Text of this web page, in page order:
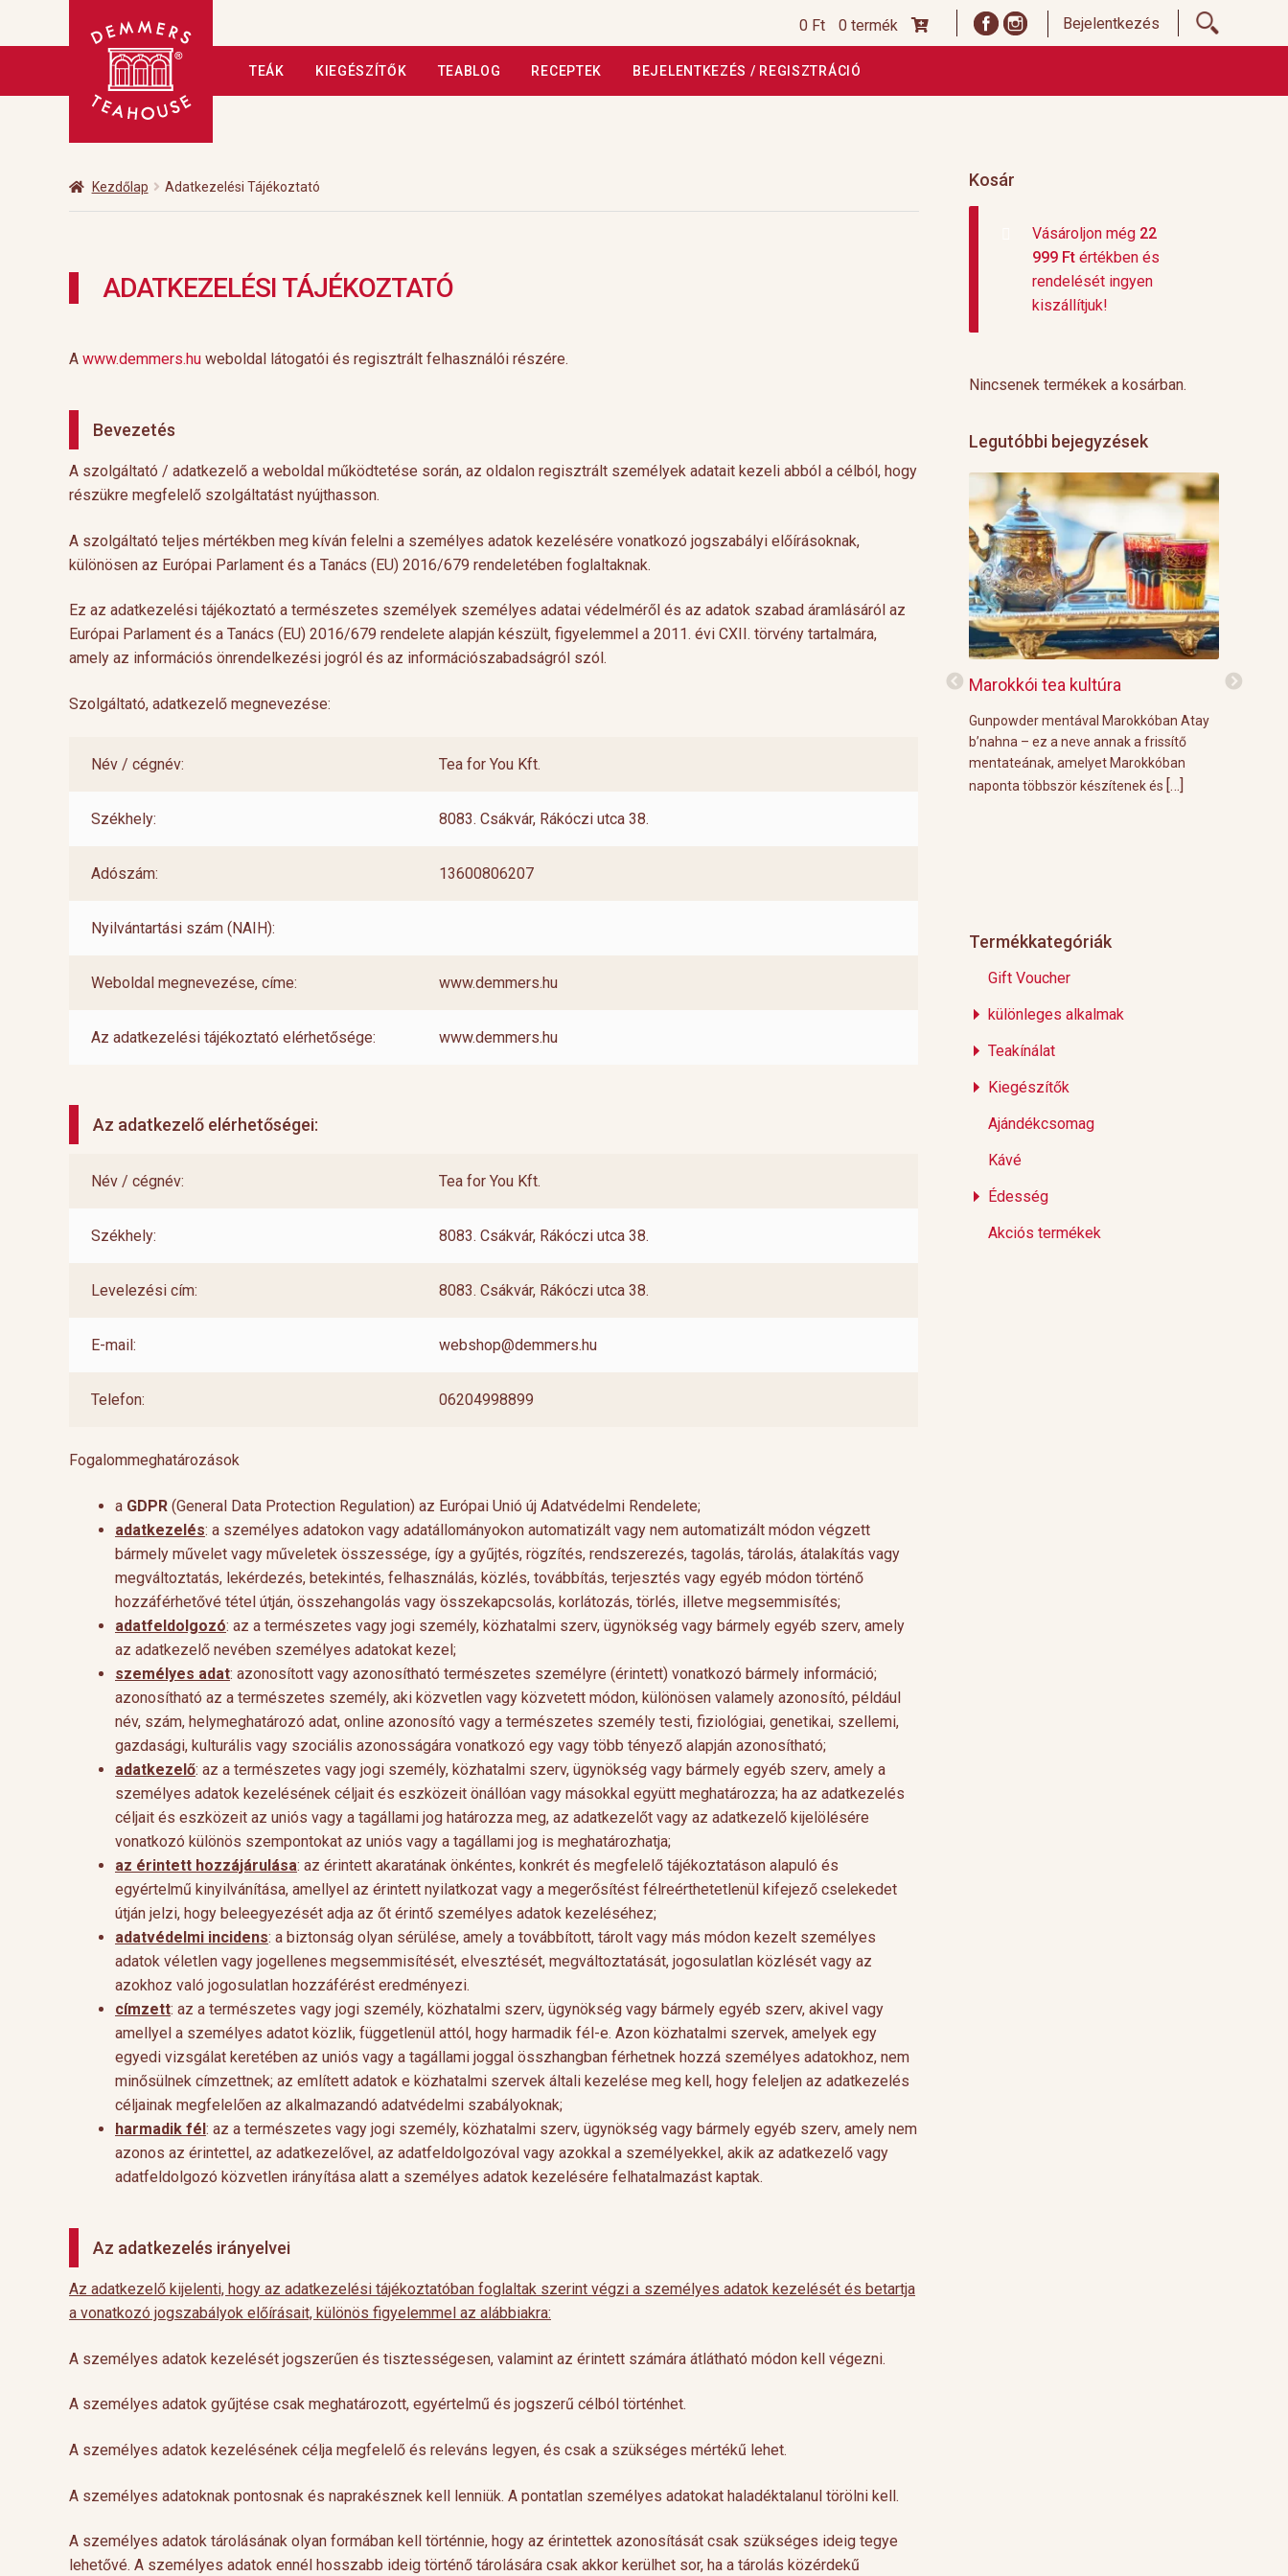
0 Ft 0 termék Bejelentkezés
navigációhoz
Kilépés
tartalomba
TEÁK KIEGÉSZÍTŐK TEABLOG RECEPTEK BEJELENTKEZÉS / REGISZTRÁCIÓ
Üzleteink Vendéglátás Visszautasított fizetés Webáruház Rólunk HoReCa Impresszum
Kezdőlap Adatkezelési Tájékoztató
ADATKEZELÉSI TÁJÉKOZTATÓ
A www.demmers.hu weboldal látogatói és regisztrált felhasználói részére.
Bevezetés
A szolgáltató / adatkezelő a weboldal működtetése során, az oldalon regisztrált személyek adatait kezeli abból a célból, hogy
részükre megfelelő szolgáltatást nyújthasson.
A szolgáltató teljes mértékben meg kíván felelni a személyes adatok kezelésére vonatkozó jogszabályi előírásoknak,
különösen az Európai Parlament és a Tanács (EU) 2016/679 rendeletében foglaltaknak.
Ez az adatkezelési tájékoztató a természetes személyek személyes adatai védelméről és az adatok szabad áramlásáról az
Európai Parlament és a Tanács (EU) 2016/679 rendelete alapján készült, figyelemmel a 2011. évi CXII. törvény tartalmára,
amely az információs önrendelkezési jogról és az információszabadságról szól.
Szolgáltató, adatkezelő megnevezése:
Név / cégnév: Tea for You Kft.
Székhely: 8083. Csákvár, Rákóczi utca 38.
Adószám: 13600806207
Nyilvántartási szám (NAIH):
Weboldal megnevezése, címe: www.demmers.hu
Az adatkezelési tájékoztató elérhetősége: www.demmers.hu
Az adatkezelő elérhetőségei:
Név / cégnév: Tea for You Kft.
Székhely: 8083. Csákvár, Rákóczi utca 38.
Levelezési cím: 8083. Csákvár, Rákóczi utca 38.
E-mail: webshop@demmers.hu
Telefon: 06204998899
Fogalommeghatározások
a GDPR (General Data Protection Regulation) az Európai Unió új Adatvédelmi Rendelete;
adatkezelés: a személyes adatokon vagy adatállományokon automatizált vagy nem automatizált módon végzett
bármely művelet vagy műveletek összessége, így a gyűjtés, rögzítés, rendszerezés, tagolás, tárolás, átalakítás vagy
megváltoztatás, lekérdezés, betekintés, felhasználás, közlés, továbbítás, terjesztés vagy egyéb módon történő
hozzáférhetővé tétel útján, összehangolás vagy összekapcsolás, korlátozás, törlés, illetve megsemmisítés;
adatfeldolgozó: az a természetes vagy jogi személy, közhatalmi szerv, ügynökség vagy bármely egyéb szerv, amely
az adatkezelő nevében személyes adatokat kezel;
személyes adat: azonosított vagy azonosítható természetes személyre (érintett) vonatkozó bármely információ;
azonosítható az a természetes személy, aki közvetlen vagy közvetett módon, különösen valamely azonosító, például
név, szám, helymeghatározó adat, online azonosító vagy a természetes személy testi, fiziológiai, genetikai, szellemi,
gazdasági, kulturális vagy szociális azonosságára vonatkozó egy vagy több tényező alapján azonosítható;
adatkezelő: az a természetes vagy jogi személy, közhatalmi szerv, ügynökség vagy bármely egyéb szerv, amely a
személyes adatok kezelésének céljait és eszközeit önállóan vagy másokkal együtt meghatározza; ha az adatkezelés
céljait és eszközeit az uniós vagy a tagállami jog határozza meg, az adatkezelőt vagy az adatkezelő kijelölésére
vonatkozó különös szempontokat az uniós vagy a tagállami jog is meghatározhatja;
az érintett hozzájárulása: az érintett akaratának önkéntes, konkrét és megfelelő tájékoztatáson alapuló és
egyértelmű kinyilvánítása, amellyel az érintett nyilatkozat vagy a megerősítést félreérthetetlenül kifejező cselekedet
útján jelzi, hogy beleegyezését adja az őt érintő személyes adatok kezeléséhez;
adatvédelmi incidens: a biztonság olyan sérülése, amely a továbbított, tárolt vagy más módon kezelt személyes
adatok véletlen vagy jogellenes megsemmisítését, elvesztését, megváltoztatását, jogosulatlan közlését vagy az
azokhoz való jogosulatlan hozzáférést eredményezi.
címzett: az a természetes vagy jogi személy, közhatalmi szerv, ügynökség vagy bármely egyéb szerv, akivel vagy
amellyel a személyes adatot közlik, függetlenül attól, hogy harmadik fél-e. Azon közhatalmi szervek, amelyek egy
egyedi vizsgálat keretében az uniós vagy a tagállami joggal összhangban férhetnek hozzá személyes adatokhoz, nem
minősülnek címzettnek; az említett adatok e közhatalmi szervek általi kezelése meg kell, hogy feleljen az adatkezelés
céljainak megfelelően az alkalmazandó adatvédelmi szabályoknak;
harmadik fél: az a természetes vagy jogi személy, közhatalmi szerv, ügynökség vagy bármely egyéb szerv, amely nem
azonos az érintettel, az adatkezelővel, az adatfeldolgozóval vagy azokkal a személyekkel, akik az adatkezelő vagy
adatfeldolgozó közvetlen irányítása alatt a személyes adatok kezelésére felhatalmazást kaptak.
Az adatkezelés irányelvei
Az adatkezelő kijelenti, hogy az adatkezelési tájékoztatóban foglaltak szerint végzi a személyes adatok kezelését és betartja
a vonatkozó jogszabályok előírásait, különös figyelemmel az alábbiakra:
A személyes adatok kezelését jogszerűen és tisztességesen, valamint az érintett számára átlátható módon kell végezni.
A személyes adatok gyűjtése csak meghatározott, egyértelmű és jogszerű célból történhet.
A személyes adatok kezelésének célja megfelelő és releváns legyen, és csak a szükséges mértékű lehet.
A személyes adatoknak pontosnak és naprakésznek kell lenniük. A pontatlan személyes adatokat haladéktalanul törölni kell.
A személyes adatok tárolásának olyan formában kell történnie, hogy az érintettek azonosítását csak szükséges ideig tegye
lehetővé. A személyes adatok ennél hosszabb ideig történő tárolására csak akkor kerülhet sor, ha a tárolás közérdekű
Kosár
Vásároljon még 22
999 Ft értékben és
rendelését ingyen
kiszállítjuk!
Nincsenek termékek a kosárban.
Legutóbbi bejegyzések
teret kap a gasztronómiában és a koktél
Marokkói tea kultúra
Gunpowder mentával Marokkóban Atay
b’nahna – ez a neve annak a frissítő
mentateának, amelyet Marokkóban
naponta többször készítenek és […]
Grillre
Termékkategóriák
Gift Voucher
különleges alkalmak
Teakínálat
Kiegészítők
Ajándékcsomag
Kávé
Édesség
Akciós termékek